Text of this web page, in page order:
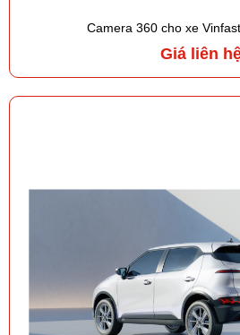
Camera 360 cho xe
Giá liên